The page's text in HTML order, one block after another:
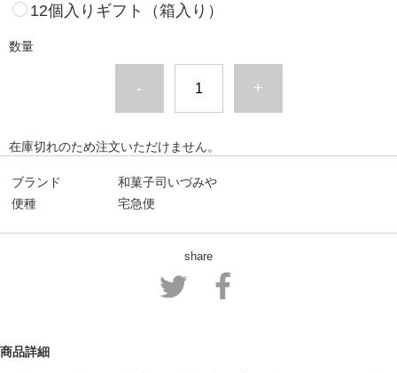
12個入りギフト（箱入り）
数量
- +
在庫切れのため注文いただけません。
ブランド
和菓子司いづみや
便種
宅急便
share
商品詳細